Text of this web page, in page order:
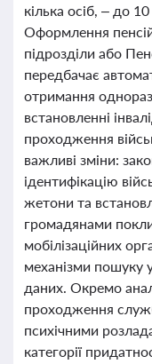
кілька осіб, – до
Оформлення пенсій
підрозділи або
передбачає
отримання
встановленні
проходження
важливі зміни:
ідентифікацію
жетони та
громадянами
мобілізаційних
механізми пошуку
даних. Окремо
проходження
психічними
категорії